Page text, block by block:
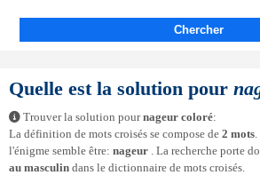
Chercher
Quelle est la solution pour
Trouver la solution pournageur coloré:
La définition de mots croisés se compose de 2 mots
l'énigme semble être: nageur . La recherche porte
au masculin dans le dictionnaire de mots croisés.